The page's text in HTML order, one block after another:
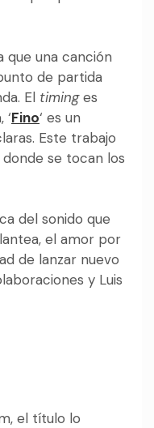
que una canción
de partida
El timinges
Fino‘ es un
Este trabajo
se tocan los
del sonido que
el amor por
de lanzar nuevo
y Luis
el título lo